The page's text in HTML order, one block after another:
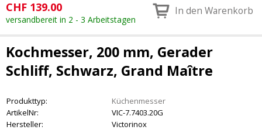
CHF 139.00
versandbereit in 2 - 3 Arbeitstagen
In den Warenkorb
Kochmesser, 200 mm, Gerader
Schliff, Schwarz, Grand Maître
Produkttyp:
Küchenmesser
ArtikelNr:
VIC-7.7403.20G
Hersteller:
Victorinox